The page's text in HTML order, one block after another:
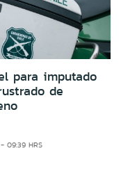
para imputado
de
09:39 HRS